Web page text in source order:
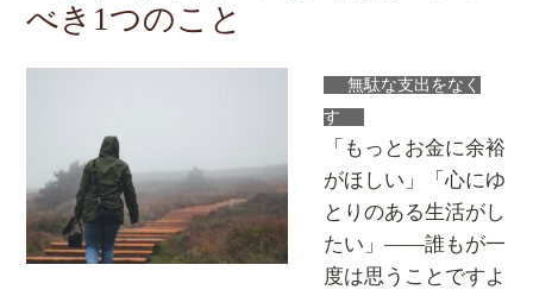
べき1つのこと
無駄な支出をなく
す
「もっとお金に余裕
がほしい」「心にゆ
とりのある生活がし
たい」――誰もが一
度は思うことですよ